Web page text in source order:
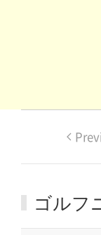
ゴルフ